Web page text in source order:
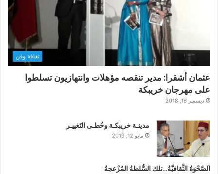
ثقافة وفن
عثمان أشقرا: مدير تنقصه مؤهلات وانتهازيون تسلطوا
على مهرجان خريبكة
ديسمبر 16, 2018
مدينـة خريبكـة وخُطـى التَغييـر
مايو 12, 2019
اَلصَّحْوَةُ الثَّقافيَّةُ…تلك السُّلطةُ المُزْعجةُ